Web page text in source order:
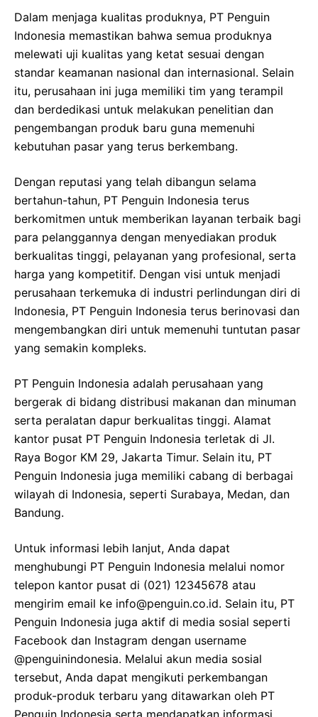
Dalam menjaga kualitas produknya, PT Penguin
Indonesia memastikan bahwa semua produknya
melewati uji kualitas yang ketat sesuai dengan
standar keamanan nasional dan internasional. Selain
itu, perusahaan ini juga memiliki tim yang terampil
dan berdedikasi untuk melakukan penelitian dan
pengembangan produk baru guna memenuhi
kebutuhan pasar yang terus berkembang.
Dengan reputasi yang telah dibangun selama
bertahun-tahun, PT Penguin Indonesia terus
berkomitmen untuk memberikan layanan terbaik bagi
para pelanggannya dengan menyediakan produk
berkualitas tinggi, pelayanan yang profesional, serta
harga yang kompetitif. Dengan visi untuk menjadi
perusahaan terkemuka di industri perlindungan diri di
Indonesia, PT Penguin Indonesia terus berinovasi dan
mengembangkan diri untuk memenuhi tuntutan pasar
yang semakin kompleks.
PT Penguin Indonesia adalah perusahaan yang
bergerak di bidang distribusi makanan dan minuman
serta peralatan dapur berkualitas tinggi. Alamat
kantor pusat PT Penguin Indonesia terletak di Jl.
Raya Bogor KM 29, Jakarta Timur. Selain itu, PT
Penguin Indonesia juga memiliki cabang di berbagai
wilayah di Indonesia, seperti Surabaya, Medan, dan
Bandung.
Untuk informasi lebih lanjut, Anda dapat
menghubungi PT Penguin Indonesia melalui nomor
telepon kantor pusat di (021) 12345678 atau
mengirim email ke info@penguin.co.id. Selain itu, PT
Penguin Indonesia juga aktif di media sosial seperti
Facebook dan Instagram dengan username
@penguinindonesia. Melalui akun media sosial
tersebut, Anda dapat mengikuti perkembangan
produk-produk terbaru yang ditawarkan oleh PT
Penguin Indonesia serta mendapatkan informasi